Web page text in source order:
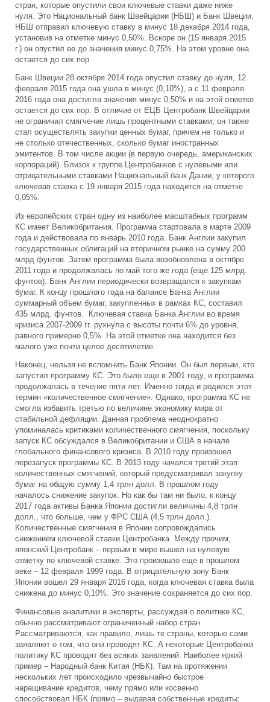
стран, которые опустили свои ключевые ставки даже ниже
нуля. Это Национальный банк Швейцарии (НБШ) и Банк Швеции.
НБШ отправил ключевую ставку в минус 18 декабря 2014 года,
установив на отметке минус 0,50%. Вскоре он (15 января 2015
г.) он опустил ее до значения минус 0,75%. На этом уровне она
остается до сих пор.
Банк Швеции 28 октября 2014 года опустил ставку до нуля, 12
февраля 2015 года она ушла в минус (0,10%), а с 11 февраля
2016 года она достигла значения минус 0,50% и на этой отметке
остается до сих пор. В отличие от ЕЦБ Центробанк Швейцарии
не ограничил смягчение лишь процентными ставками, он также
стал осуществлять закупки ценных бумаг, причем не только и
не столько отечественных, сколько бумаг иностранных
эмитентов. В том числе акции (в первую очередь, американских
корпораций). Близок к группе Центробанков с нулевыми или
отрицательными ставками Национальный банк Дании, у которого
ключевая ставка с 19 января 2015 года находится на отметке
0,05%.
Из европейских стран одну из наиболее масштабных программ
КС имеет Великобритания. Программа стартовала в марте 2009
года и действовала по январь 2010 года. Банк Англии закупил
государственных облигаций на вторичном рынке на сумму 200
млрд фунтов. Затем программа была возобновлена в октябре
2011 года и продолжалась по май того же года (еще 125 млрд.
фунтов). Банк Англии периодически возвращался к закупкам
бумаг. К концу прошлого года на балансе Банка Англии
суммарный объем бумаг, закупленных в рамках КС, составил
435 млрд. фунтов. Ключевая ставка Банка Англии во время
кризиса 2007-2009 гг. рухнула с высоты почти 6% до уровня,
равного примерно 0,5%. На этой отметке она находится без
малого уже почти целое десятилетие.
Наконец, нельзя не вспомнить Банк Японии. Он был первым, кто
запустил программу КС. Это было еще в 2001 году, и программа
продолжалась в течение пяти лет. Именно тогда и родился этот
термин «количественное смягчение». Однако, программа КС не
смогла избавить третью по величине экономику мира от
стабильной дефляции. Данная проблема неоднократно
упоминалась критиками количественного смягчения, поскольку
запуск КС обсуждался в Великобритании и США в начале
глобального финансового кризиса. В 2010 году произошел
перезапуск программы КС. В 2013 году начался третий этап
количественных смягчений, который предусматривал закупку
бумаг на общую сумму 1,4 трлн долл. В прошлом году
началось снижение закупок. Но как бы там ни было, к концу
2017 года активы Банка Японии достигли величины 4,8 трлн
долл., что больше, чем у ФРС США (4,5 трлн долл.).
Количественные смягчения в Японии сопровождались
снижением ключевой ставки Центробанка. Между прочим,
японский Центробанк – первым в мире вышел на нулевую
отметку по ключевой ставке. Это произошло еще в прошлом
веке – 12 февраля 1999 года. В отрицательную зону Банк
Японии вошел 29 января 2016 года, когда ключевая ставка была
снижена до минус 0,10%. Это значение сохраняется до сих пор.
Финансовые аналитики и эксперты, рассуждая о политике КС,
обычно рассматривают ограниченный набор стран.
Рассматриваются, как правило, лишь те страны, которые сами
заявляют о том, что они проводят КС. А некоторые Центробанки
политику КС проводят без всяких заявлений. Наиболее яркий
пример – Народный банк Китая (НБК). Там на протяжении
нескольких лет происходило чрезвычайно быстрое
наращивание кредитов, чему прямо или косвенно
способствовал НБК (прямо – выдавая собственные кредиты;